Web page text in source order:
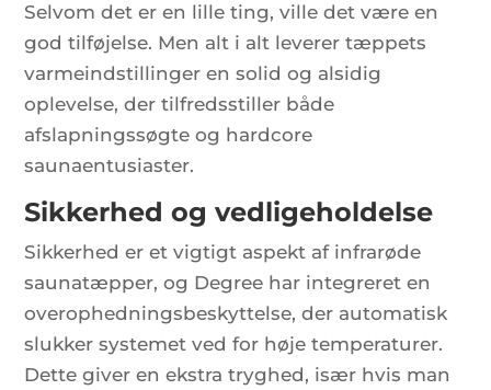
Selvom det er en lille ting, ville det være en
god tilføjelse. Men alt i alt leverer tæppets
varmeindstillinger en solid og alsidig
oplevelse, der tilfredsstiller både
afslapningssøgte og hardcore
saunaentusiaster.
Sikkerhed og vedligeholdelse
Sikkerhed er et vigtigt aspekt af infrarøde
saunatæpper, og Degree har integreret en
overophedningsbeskyttelse, der automatisk
slukker systemet ved for høje temperaturer.
Dette giver en ekstra tryghed, især hvis man